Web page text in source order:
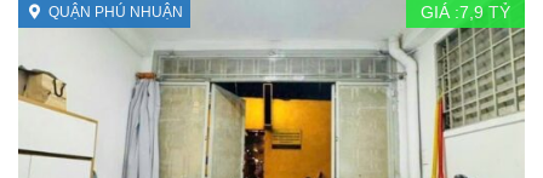
QUẬN PHÚ NHUẬN GIÁ :7,9 TỶ